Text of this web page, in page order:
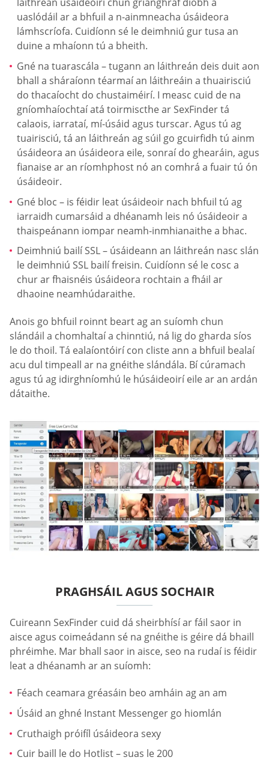
láithreán úsáideoirí chun grianghraf díobh a
uaslódáil ar a bhfuil a n-ainmneacha úsáideora
lámhscríofa. Cuidíonn sé le deimhniú gur tusa an
duine a mhaíonn tú a bheith.
Gné na tuarascála – tugann an láithreán deis duit aon
bhall a sháraíonn téarmaí an láithreáin a thuairisciú
do thacaíocht do chustaiméirí. I measc cuid de na
gníomhaíochtaí atá toirmiscthe ar SexFinder tá
calaois, iarrataí, mí-úsáid agus turscar. Agus tú ag
tuairisciú, tá an láithreán ag súil go gcuirfidh tú ainm
úsáideora an úsáideora eile, sonraí do ghearáin, agus
fianaise ar an ríomhphost nó an comhrá a fuair tú ón
úsáideoir.
Gné bloc – is féidir leat úsáideoir nach bhfuil tú ag
iarraidh cumarsáid a dhéanamh leis nó úsáideoir a
thaispeánann iompar neamh-inmhianaithe a bhac.
Deimhniú bailí SSL – úsáideann an láithreán nasc slán
le deimhniú SSL bailí freisin. Cuidíonn sé le cosc a
chur ar fhaisnéis úsáideora rochtain a fháil ar
dhaoine neamhúdaraithe.
Anois go bhfuil roinnt beart ag an suíomh chun
slándáil a chomhaltaí a chinntiú, ná lig do gharda síos
le do thoil. Tá ealaíontóirí con cliste ann a bhfuil bealaí
acu dul timpeall ar na gnéithe slándála. Bí cúramach
agus tú ag idirghníomhú le húsáideoirí eile ar an ardán
dátaithe.
PRAGHSÁIL AGUS SOCHAIR
Cuireann SexFinder cuid dá sheirbhísí ar fáil saor in
aisce agus coimeádann sé na gnéithe is géire dá bhaill
phréimhe. Mar bhall saor in aisce, seo na rudaí is féidir
leat a dhéanamh ar an suíomh:
Féach ceamara gréasáin beo amháin ag an am
Úsáid an ghné Instant Messenger go hiomlán
Cruthaigh próifíl úsáideora sexy
Cuir baill le do Hotlist – suas le 200